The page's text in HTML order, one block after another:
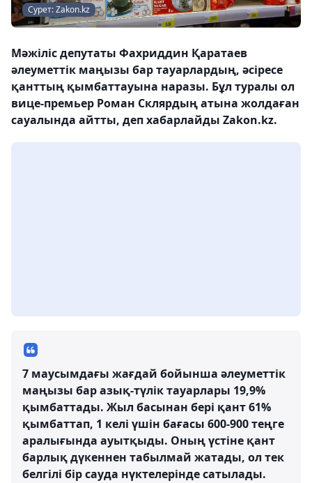
Сурет: Zakon.kz
Мәжіліс депутаты Фахриддин Қаратаев
әлеуметтік маңызы бар тауарлардың, әсіресе
қанттың қымбаттауына наразы. Бұл туралы ол
вице-премьер Роман Склярдың атына жолдаған
сауалында айтты, деп хабарлайды Zakon.kz.
7 маусымдағы жағдай бойынша әлеуметтік
маңызы бар азық-түлік тауарлары 19,9%
қымбаттады. Жыл басынан бері қант 61%
қымбаттап, 1 келі үшін бағасы 600-900 теңге
аралығында ауытқыды. Оның үстіне қант
барлық дүкеннен табылмай жатады, ол тек
белгілі бір сауда нүктелерінде сатылады.